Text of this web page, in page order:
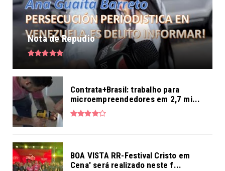
Nota de Repudio
Contrata+Brasil: trabalho para
microempreendedores em 2,7 mi...
BOA VISTA RR-Festival Cristo em
Cena' será realizado neste f...